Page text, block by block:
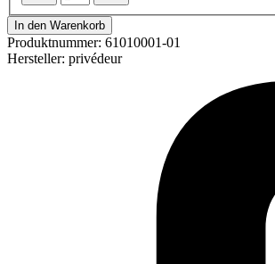
In den Warenkorb
Produktnummer: 61010001-01
Hersteller: privédeur